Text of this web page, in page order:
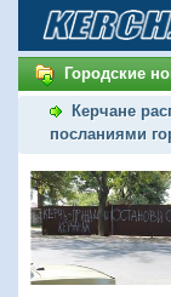
Городские
Керчане
посланиями